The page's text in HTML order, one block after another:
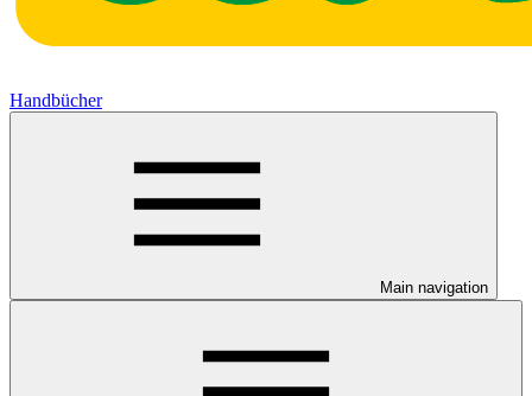
Handbücher
Main navigation